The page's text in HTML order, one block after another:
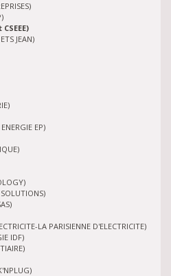
JEAN)
EP)
LA PARISIENNE D'ELECTRICITE)
IDF)